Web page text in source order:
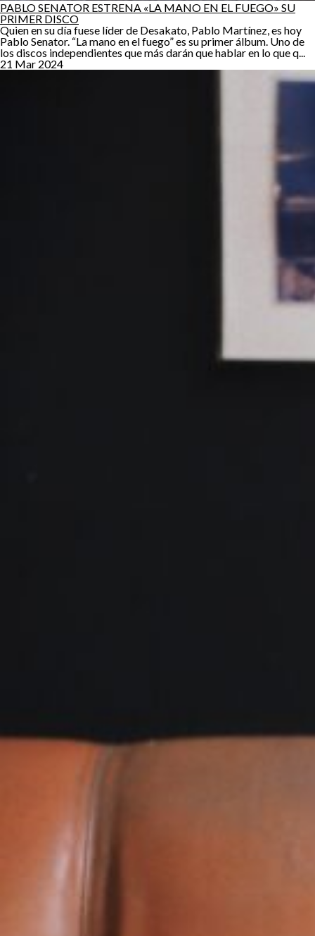
PABLO SENATOR ESTRENA «LA MANO EN EL FUEGO» SU
PRIMER DISCO
Quien en su día fuese líder de Desakato, Pablo Martínez, es hoy
Pablo Senator. “La mano en el fuego” es su primer álbum. Uno de
los discos independientes que más darán que hablar en lo que q...
21 Mar 2024